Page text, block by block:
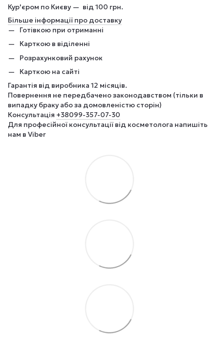
Кур'єром по Києву — від 100 грн.
Більше інформації про доставку
Готівкою при отриманні
Карткою в віділенні
Розрахунковий рахунок
Карткою на сайті
Гарантія від виробника 12 місяців.
Повернення не передбачено законодавством (тільки в
випадку браку або за домовленістю сторін)
Консультація +38099-357-07-30
Для професійної консультації від косметолога напишіть
нам в Viber